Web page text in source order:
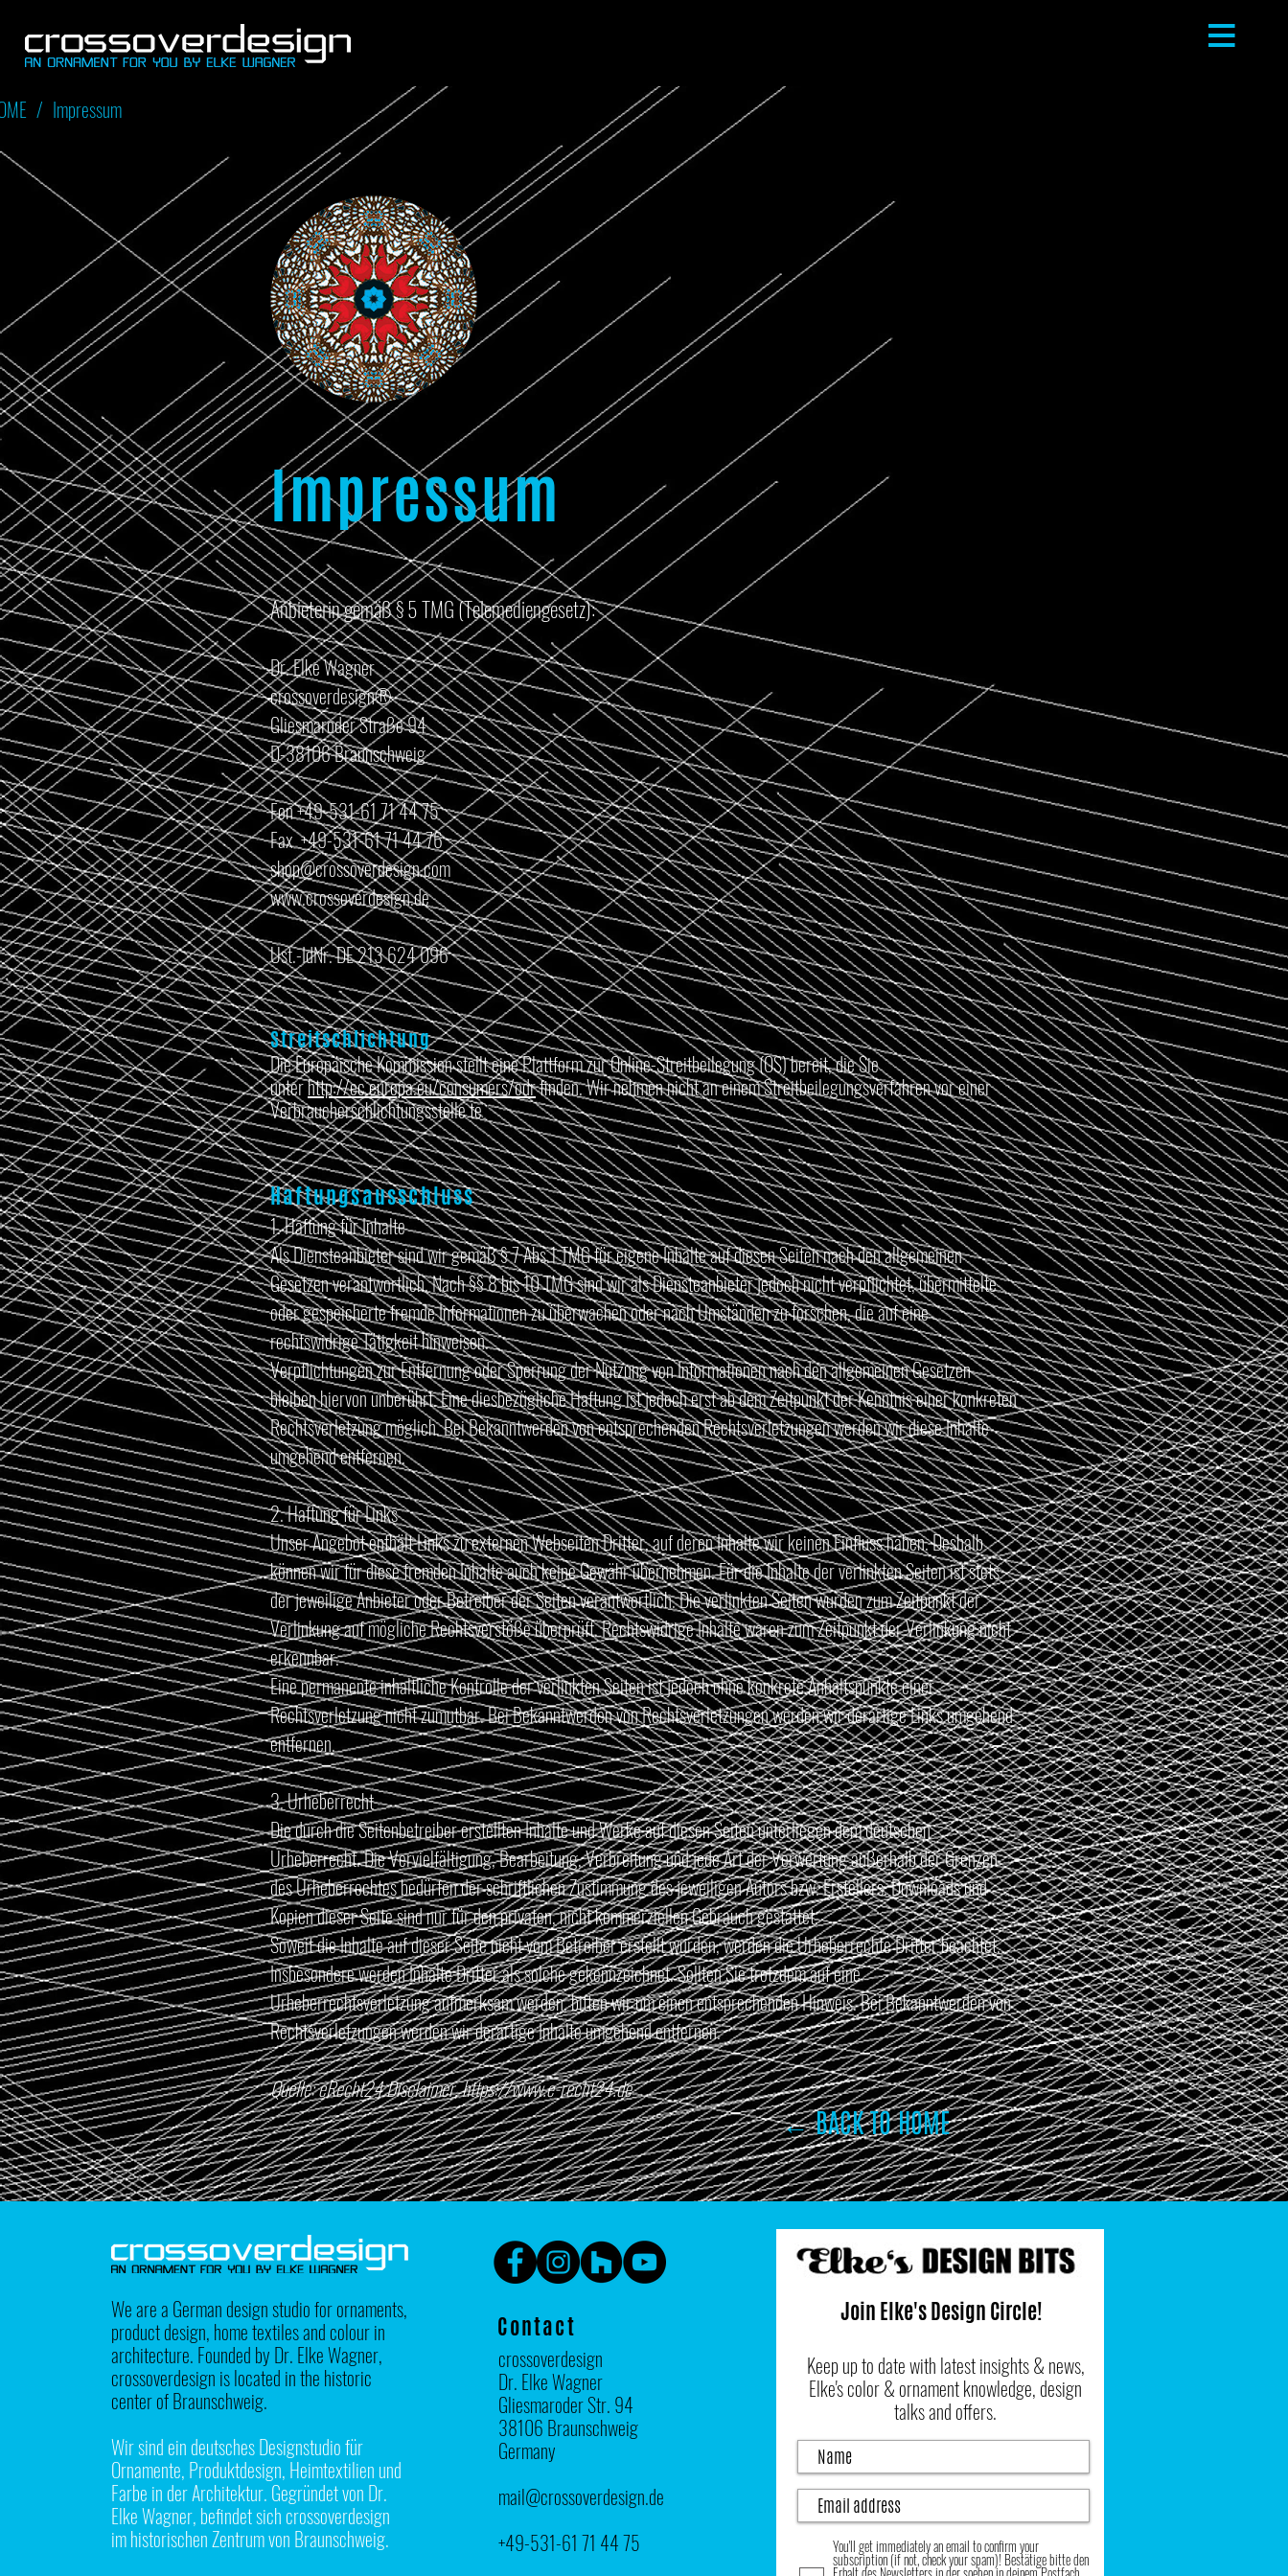
/ Impressum
Impressum
Anbieterin gemäß § 5 TMG (Telemediengesetz):
Dr. Elke Wagner
crossoverdesign®
Gliesmaroder Straße 94
D-38106 Braunschweig
Fon +49-531-61 71 44 75
Fax +49-531-61 71 44 76
shop@crossoverdesign.com
www.crossoverdesign.de
Ust.-IdNr. DE 213 624 096
Streitschlichtung
Die Europäische Kommission stellt eine Plattform zur Online-Streitbeilegung (OS) bereit, die Sie
unterhttp://ec.europa.eu/consumers/odrfinden. Wir nehmen nicht an einem Streitbeilegungsverfahren vor einer
Verbraucherschlichtungsstelle teil.
Haftungsausschluss
1. Haftung für Inhalte
Als Diensteanbieter sind wir gemäß § 7 Abs.1 TMG für eigene Inhalte auf diesen Seiten nach den allgemeinen
Gesetzen verantwortlich. Nach §§ 8 bis 10 TMG sind wir als Diensteanbieter jedoch nicht verpflichtet, übermittelte
oder gespeicherte fremde Informationen zu überwachen oder nach Umständen zu forschen, die auf eine
rechtswidrige Tätigkeit hinweisen.
Verpflichtungen zur Entfernung oder Sperrung der Nutzung von Informationen nach den allgemeinen Gesetzen
bleiben hiervon unberührt. Eine diesbezügliche Haftung ist jedoch erst ab dem Zeitpunkt der Kenntnis einer konkreten
Rechtsverletzung möglich. Bei Bekanntwerden von entsprechenden Rechtsverletzungen werden wir diese Inhalte
umgehend entfernen.
2. Haftung für Links
Unser Angebot enthält Links zu externen Webseiten Dritter, auf deren Inhalte wir keinen Einfluss haben. Deshalb
können wir für diese fremden Inhalte auch keine Gewähr übernehmen. Für die Inhalte der verlinkten Seiten ist stets
der jeweilige Anbieter oder Betreiber der Seiten verantwortlich. Die verlinkten Seiten wurden zum Zeitpunkt der
Verlinkung auf mögliche Rechtsverstöße überprüft. Rechtswidrige Inhalte waren zum Zeitpunkt der Verlinkung nicht
erkennbar.
Eine permanente inhaltliche Kontrolle der verlinkten Seiten ist jedoch ohne konkrete Anhaltspunkte einer
Rechtsverletzung nicht zumutbar. Bei Bekanntwerden von Rechtsverletzungen werden wir derartige Links umgehend
entfernen.
3. Urheberrecht
Die durch die Seitenbetreiber erstellten Inhalte und Werke auf diesen Seiten unterliegen dem deutschen
Urheberrecht. Die Vervielfältigung, Bearbeitung, Verbreitung und jede Art der Verwertung außerhalb der Grenzen
des Urheberrechtes bedürfen der schriftlichen Zustimmung des jeweiligen Autors bzw. Erstellers. Downloads und
Kopien dieser Seite sind nur für den privaten, nicht kommerziellen Gebrauch gestattet.
Soweit die Inhalte auf dieser Seite nicht vom Betreiber erstellt wurden, werden die Urheberrechte Dritter beachtet.
Insbesondere werden Inhalte Dritter als solche gekennzeichnet. Sollten Sie trotzdem auf eine
Urheberrechtsverletzung aufmerksam werden, bitten wir um einen entsprechenden Hinweis. Bei Bekanntwerden von
Rechtsverletzungen werden wir derartige Inhalte umgehend entfernen.
Quelle:eRecht24 Disclaimer,https://www.e-recht24.de
← BACK TO HOME
We are a German design studio for ornaments,
product design, home textiles and colour in
architecture. Founded by Dr. Elke Wagner,
crossoverdesign is located in the historic
center of Braunschweig.
Wir sind ein deutsches Designstudio für
Ornamente, Produktdesign, Heimtextilien und
Farbe in der Architektur. Gegründet von Dr.
Elke Wagner, befindet sich crossoverdesign
im historischen Zentrum von Braunschweig.
Contact
crossoverdesign
Dr. Elke Wagner
Gliesmaroder Str. 94
38106 Braunschweig
Germany
mail@crossoverdesign.de
+49-531-61 71 44 75
Join Elke's Design Circle!
​Keep up to date with latest insights & news,
Elke's color & ornament knowledge, design
talks and offers.
You'll get immediately an email to confirm your
subscription (if not, check your spam)! Bestätige bitte den